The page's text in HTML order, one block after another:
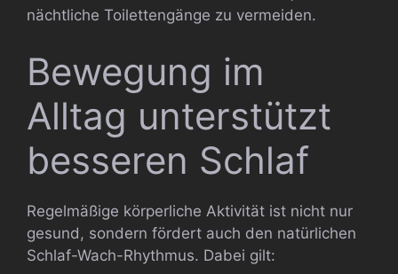
nächtliche Toilettengänge zu vermeiden.
Bewegung im
Alltag unterstützt
besseren Schlaf
Regelmäßige körperliche Aktivität ist nicht nur
gesund, sondern fördert auch den natürlichen
Schlaf-Wach-Rhythmus. Dabei gilt: